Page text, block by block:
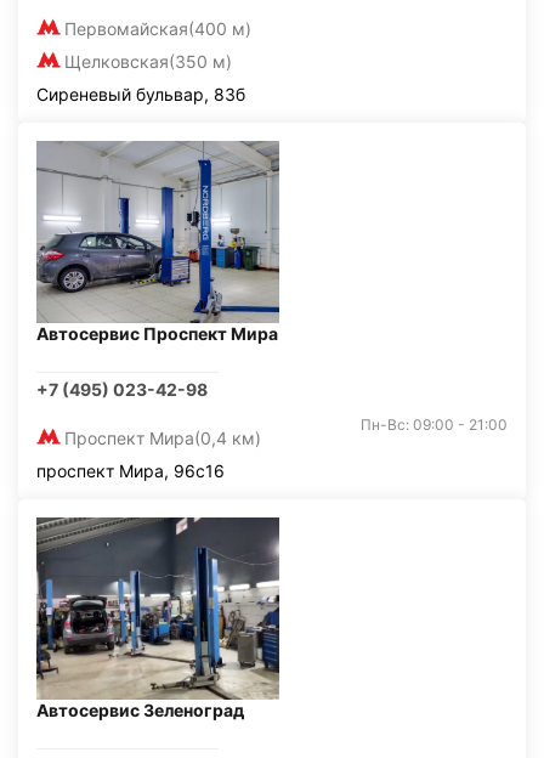
Первомайская(400 м)
Щелковская(350 м)
Сиреневый бульвар, 83б
Автосервис Проспект Мира
+7 (495) 023-42-98
Проспект Мира(0,4 км)
Пн-Вс: 09:00 - 21:00
проспект Мира, 96с16
Автосервис Зеленоград